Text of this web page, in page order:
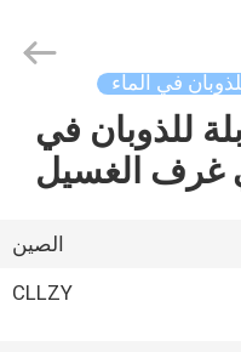
في الماء
للذوبان في
غرف الغسيل
الصين
CLLZY